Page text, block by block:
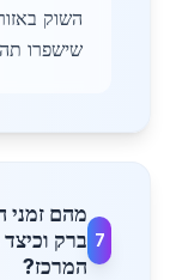
השוק
שישפרו
7
מהם זמני
ברק
המרכז?